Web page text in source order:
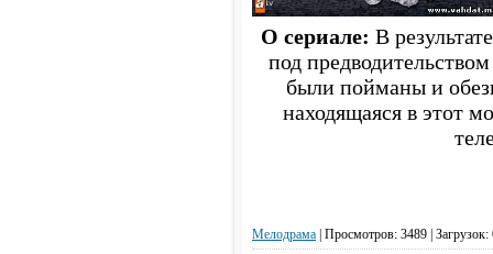
О сериале: В
под
были пойманы и
находящаяся в этот
Мелодрама Просмотров: 3489 |